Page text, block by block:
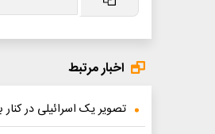
اخبار مرتبط
تصویر یک اسرائیلی در